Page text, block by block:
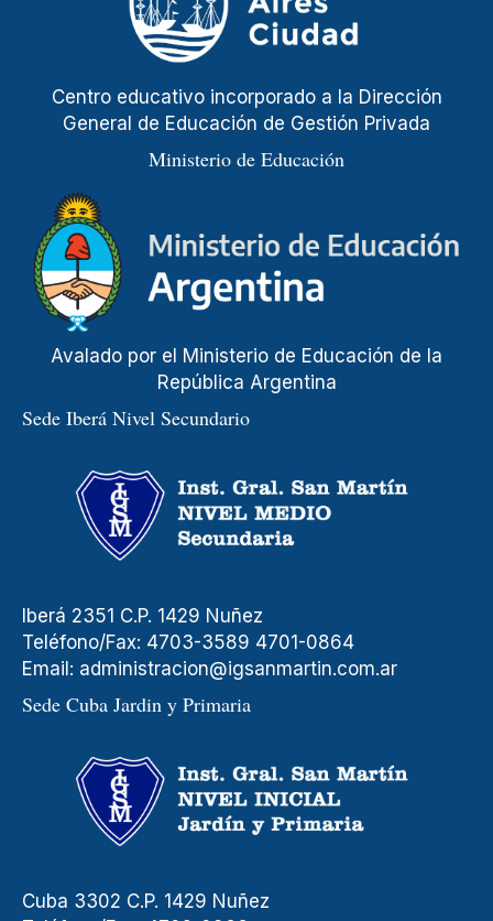
Centro educativo incorporado a la Dirección
General de Educación de Gestión Privada
Ministerio de Educación
Avalado por el Ministerio de Educación de la
República Argentina
Sede Iberá Nivel Secundario
Iberá 2351 C.P. 1429 Nuñez
Teléfono/Fax: 4703-3589 4701-0864
Email: administracion@igsanmartin.com.ar
Sede Cuba Jardin y Primaria
Cuba 3302 C.P. 1429 Nuñez